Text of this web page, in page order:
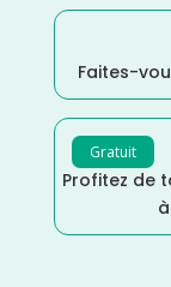
Faites-
Gratuit
Profitez de